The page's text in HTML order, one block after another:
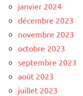
janvier 2024
décembre 2023
novembre 2023
octobre 2023
septembre 2023
août 2023
juillet 2023